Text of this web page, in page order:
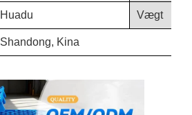
Huadu Vægt
Shandong, Kina